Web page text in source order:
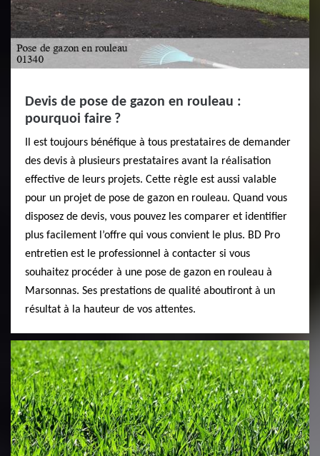
Devis de pose de gazon en rouleau :
pourquoi faire ?
Il est toujours bénéfique à tous prestataires de demander
des devis à plusieurs prestataires avant la réalisation
effective de leurs projets. Cette règle est aussi valable
pour un projet de pose de gazon en rouleau. Quand vous
disposez de devis, vous pouvez les comparer et identifier
plus facilement l’offre qui vous convient le plus. BD Pro
entretien est le professionnel à contacter si vous
souhaitez procéder à une pose de gazon en rouleau à
Marsonnas. Ses prestations de qualité aboutiront à un
résultat à la hauteur de vos attentes.